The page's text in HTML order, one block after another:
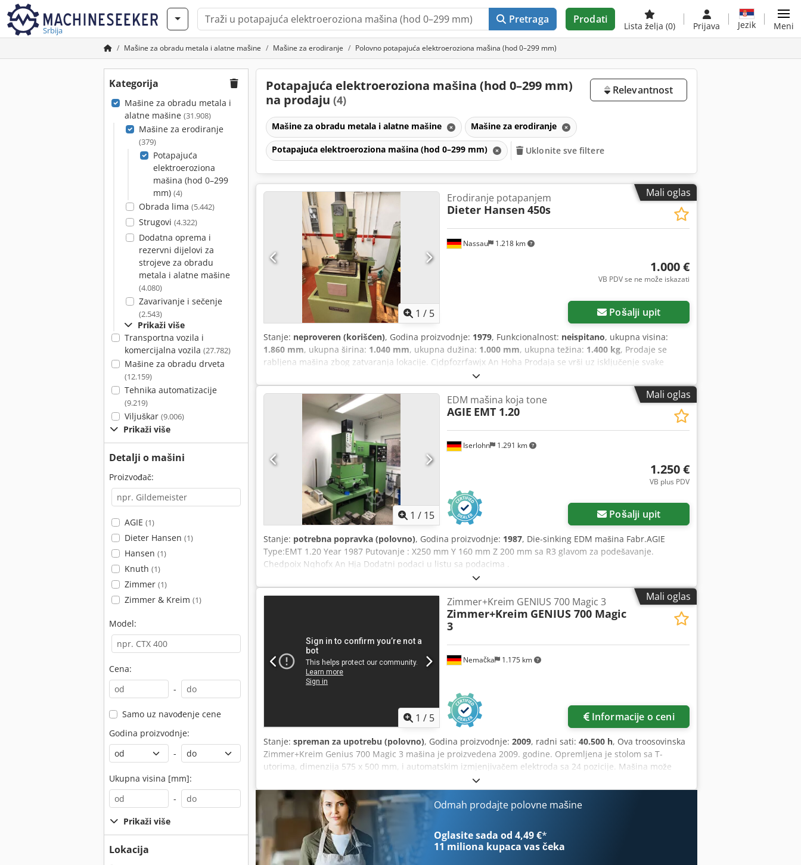
Srbija
Pretraga Prodati
Lista želja (0) Prijava Jezik Meni
Mašine za obradu metala i alatne mašine Mašine za erodiranje Polovno potapajuća elektroeroziona mašina (hod 0–299 mm)
Kategorija
Mašine za obradu metala i
alatne mašine (31.908)
Mašine za erodiranje
(379)
Potapajuća
elektroeroziona
mašina (hod 0–299
mm) (4)
Obrada lima (5.442)
Strugovi (4.322)
Dodatna oprema i
rezervni dijelovi za
strojeve za obradu
metala i alatne mašine
(4.080)
Zavarivanje i sečenje
(2.543)
Prikaži više
Transportna vozila i
komercijalna vozila (27.782)
Mašine za obradu drveta
(12.159)
Tehnika automatizacije
(9.219)
Viljuškar (9.006)
Prikaži više
Detalji o mašini
Proizvođač:
AGIE (1)
Dieter Hansen (1)
Hansen (1)
Knuth (1)
Zimmer (1)
Zimmer & Kreim (1)
Model:
Cena:
-
Samo uz navođenje cene
Godina proizvodnje:
-
Ukupna visina [mm]:
-
Prikaži više
Lokacija
Potapajuća elektroeroziona mašina (hod 0–299 mm)
na prodaju (4)
Relevantnost
Mašine za obradu metala i alatne mašine Mašine za erodiranje
Potapajuća elektroeroziona mašina (hod 0–299 mm) Uklonite sve filtere
Mali oglas
1 / 5
Nassau 1.218 km
Erodiranje potapanjem
Dieter Hansen 450s
1.000 €
VB PDV se ne može iskazati
Pošalji upit
Stanje: neproveren (korišćen), Godina proizvodnje: 1979, Funkcionalnost: neispitano, ukupna visina:
1.860 mm, ukupna širina: 1.040 mm, ukupna dužina: 1.000 mm, ukupna težina: 1.400 kg, Prodaje se
rabljena mašina zbog zatvaranja lokacije. Cjdpfozrfawjx An Hoha Prodaja se vrši uz isključenje svake
odgovornosti za materijalne nedostatke. Mašina nije testirana, ali je bila u funkciji do samog kraja.
Mali oglas
1 / 15
Iserlohn 1.291 km
EDM mašina koja tone
AGIE EMT 1.20
1.250 €
VB plus PDV
Pošalji upit
Stanje: potrebna popravka (polovno), Godina proizvodnje: 1987, Die-sinking EDM mašina Fabr.AGIE
Type:EMT 1.20 Year 1987 Putovanje : X250 mm Y 160 mm Z 200 mm sa R3 glavom za podešavanje.
Chedpoix Nqhofx An Hja Dodatni podaci u listu sa podacima .
Mali oglas
1 / 5
Nemačka 1.175 km
Zimmer+Kreim GENIUS 700 Magic 3
Zimmer+Kreim GENIUS 700 Magic
3
Informacije o ceni
Stanje: spreman za upotrebu (polovno), Godina proizvodnje: 2009, radni sati: 40.500 h, Ova troosovinska
Zimmer+Kreim Genius 700 Magic 3 mašina je proizvedena 2009. godine. Opremljena je stolom sa T-
utorima, dimenzija 575 x 500 mm, i automatskim izmjenjivačem elektroda sa 24 pozicije. Mašina može
obrađivati radne komade maksimalne težine do 700 kg i nudi radni hod od 400 x 350 x 350 mm. Iskoristite
priliku da kupite ovu Zimmer+Kreim Genius 700 Magic 3 elektroerozijsku mašinu za dubinsko erodiranje.
Kontaktirajte nas za više informacija o ovoj mašini. Dodatne informacije: • Sto je opremljen T-utorima •
Dimenzije stola: 575 x 500 mm • Automatski izmjenjivač elektroda sa 24 pozicije Csdpfx Aex D Hr Sjn Hjha •
Maksimalna visina dielektrika iznad stola: do cca 420 mm • Maksimalna težina radnog komada: 700 kg •
Priključna snaga: 11 kW priključak • Dimenzije: približno 2300 x 1200 x 2500 mm
Odmah prodajte polovne mašine
Oglasite sada od 4,49 €*
11 miliona kupaca vas čeka